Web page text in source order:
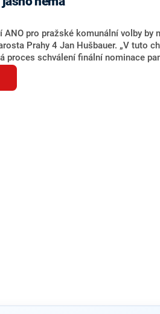
že se v prezidentských volbách
souboj z roku 2023?
ANO pro pražské komunální volby by
Prahy 4 Jan Hušbauer. „V tuto
proces schválení finální nominace
Výborem hnutí ANO,“ uvedl pro
pražského ANO Martin
se spekulovalo jako o